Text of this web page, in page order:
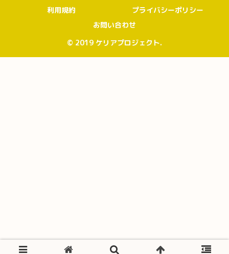
利用規約
プライバシーポリシー
お問い合わせ
© 2019 ケリアプロジェクト.